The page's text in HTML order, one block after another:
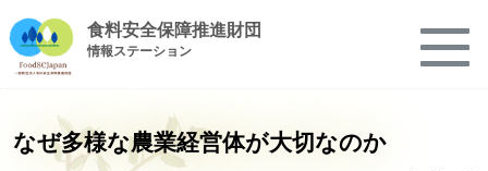
食料安全保障推進財団
情報ステーション
なぜ多様な農業経営体が大切なのか